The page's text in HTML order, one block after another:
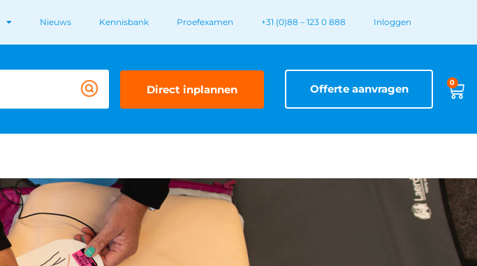
Nieuws Kennisbank Proefexamen +31 (0)88 – 123 0 888 Inloggen
Direct inplannen Offerte aanvragen 0